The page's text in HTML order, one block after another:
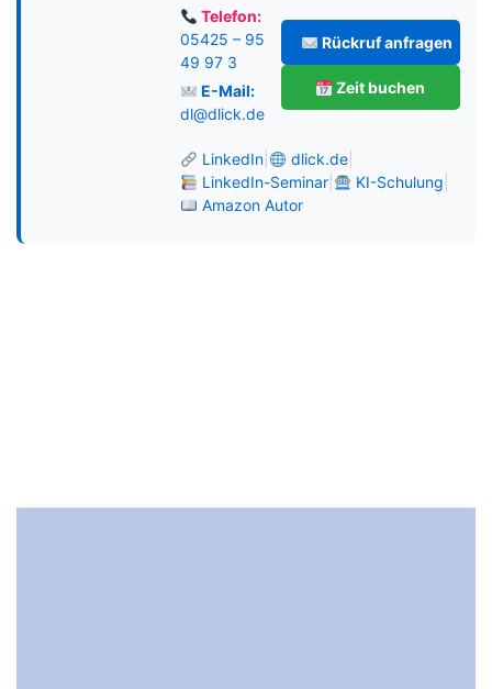
Telefon:
05425 – 95
49 97 3
E-Mail:
dl@dlick.de
Rückruf anfragen
Zeit buchen
LinkedIn| dlick.de|
LinkedIn-Seminar| KI-Schulung
Amazon Autor